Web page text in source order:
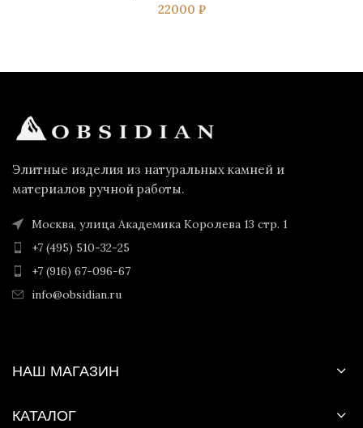
22000 ₽
Элитные изделия из натуральных камней и
материалов ручной работы.
Москва, улица Академика Королева 13 стр. 1
+7 (495) 510-32-25
+7 (916) 67-096-67
info@obsidian.ru
НАШ МАГАЗИН
КАТАЛОГ